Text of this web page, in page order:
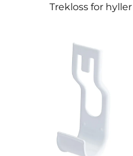
Trekloss for hyller